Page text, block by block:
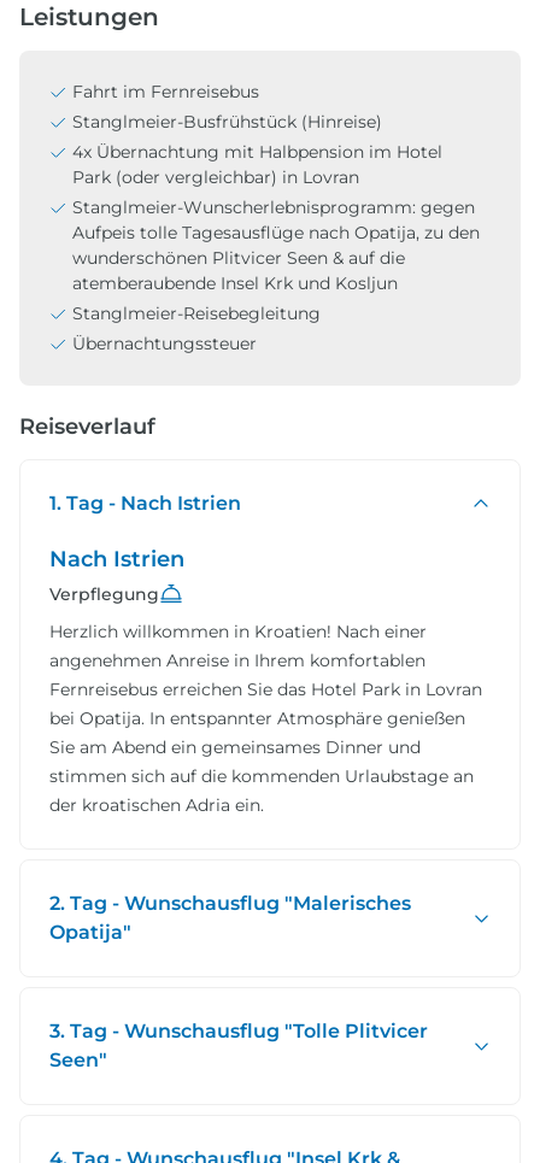
Leistungen
Fahrt im Fernreisebus
Stanglmeier-Busfrühstück (Hinreise)
4x Übernachtung mit Halbpension im Hotel
Park (oder vergleichbar) in Lovran
Stanglmeier-Wunscherlebnisprogramm: gegen
Aufpeis tolle Tagesausflüge nach Opatija, zu den
wunderschönen Plitvicer Seen & auf die
atemberaubende Insel Krk und Kosljun
Stanglmeier-Reisebegleitung
Übernachtungssteuer
Reiseverlauf
1. Tag - Nach Istrien
Nach Istrien
Verpflegung
Herzlich willkommen in Kroatien! Nach einer
angenehmen Anreise in Ihrem komfortablen
Fernreisebus erreichen Sie das Hotel Park in Lovran
bei Opatija. In entspannter Atmosphäre genießen
Sie am Abend ein gemeinsames Dinner und
stimmen sich auf die kommenden Urlaubstage an
der kroatischen Adria ein.
2. Tag - Wunschausflug "Malerisches
Opatija"
3. Tag - Wunschausflug "Tolle Plitvicer
Seen"